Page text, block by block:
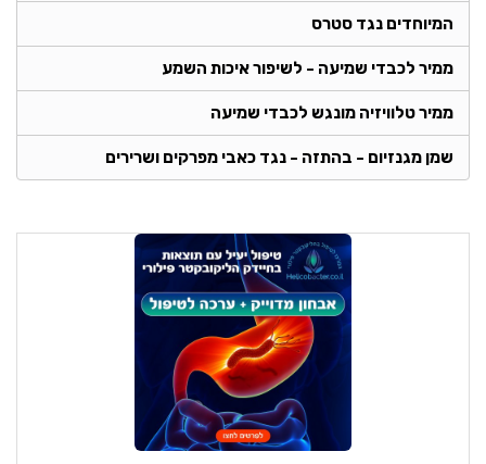
המיוחדים נגד סטרס
ממיר לכבדי שמיעה - לשיפור איכות השמע
ממיר טלוויזיה מונגש לכבדי שמיעה
שמן מגנזיום - בהתזה - נגד כאבי מפרקים ושרירים